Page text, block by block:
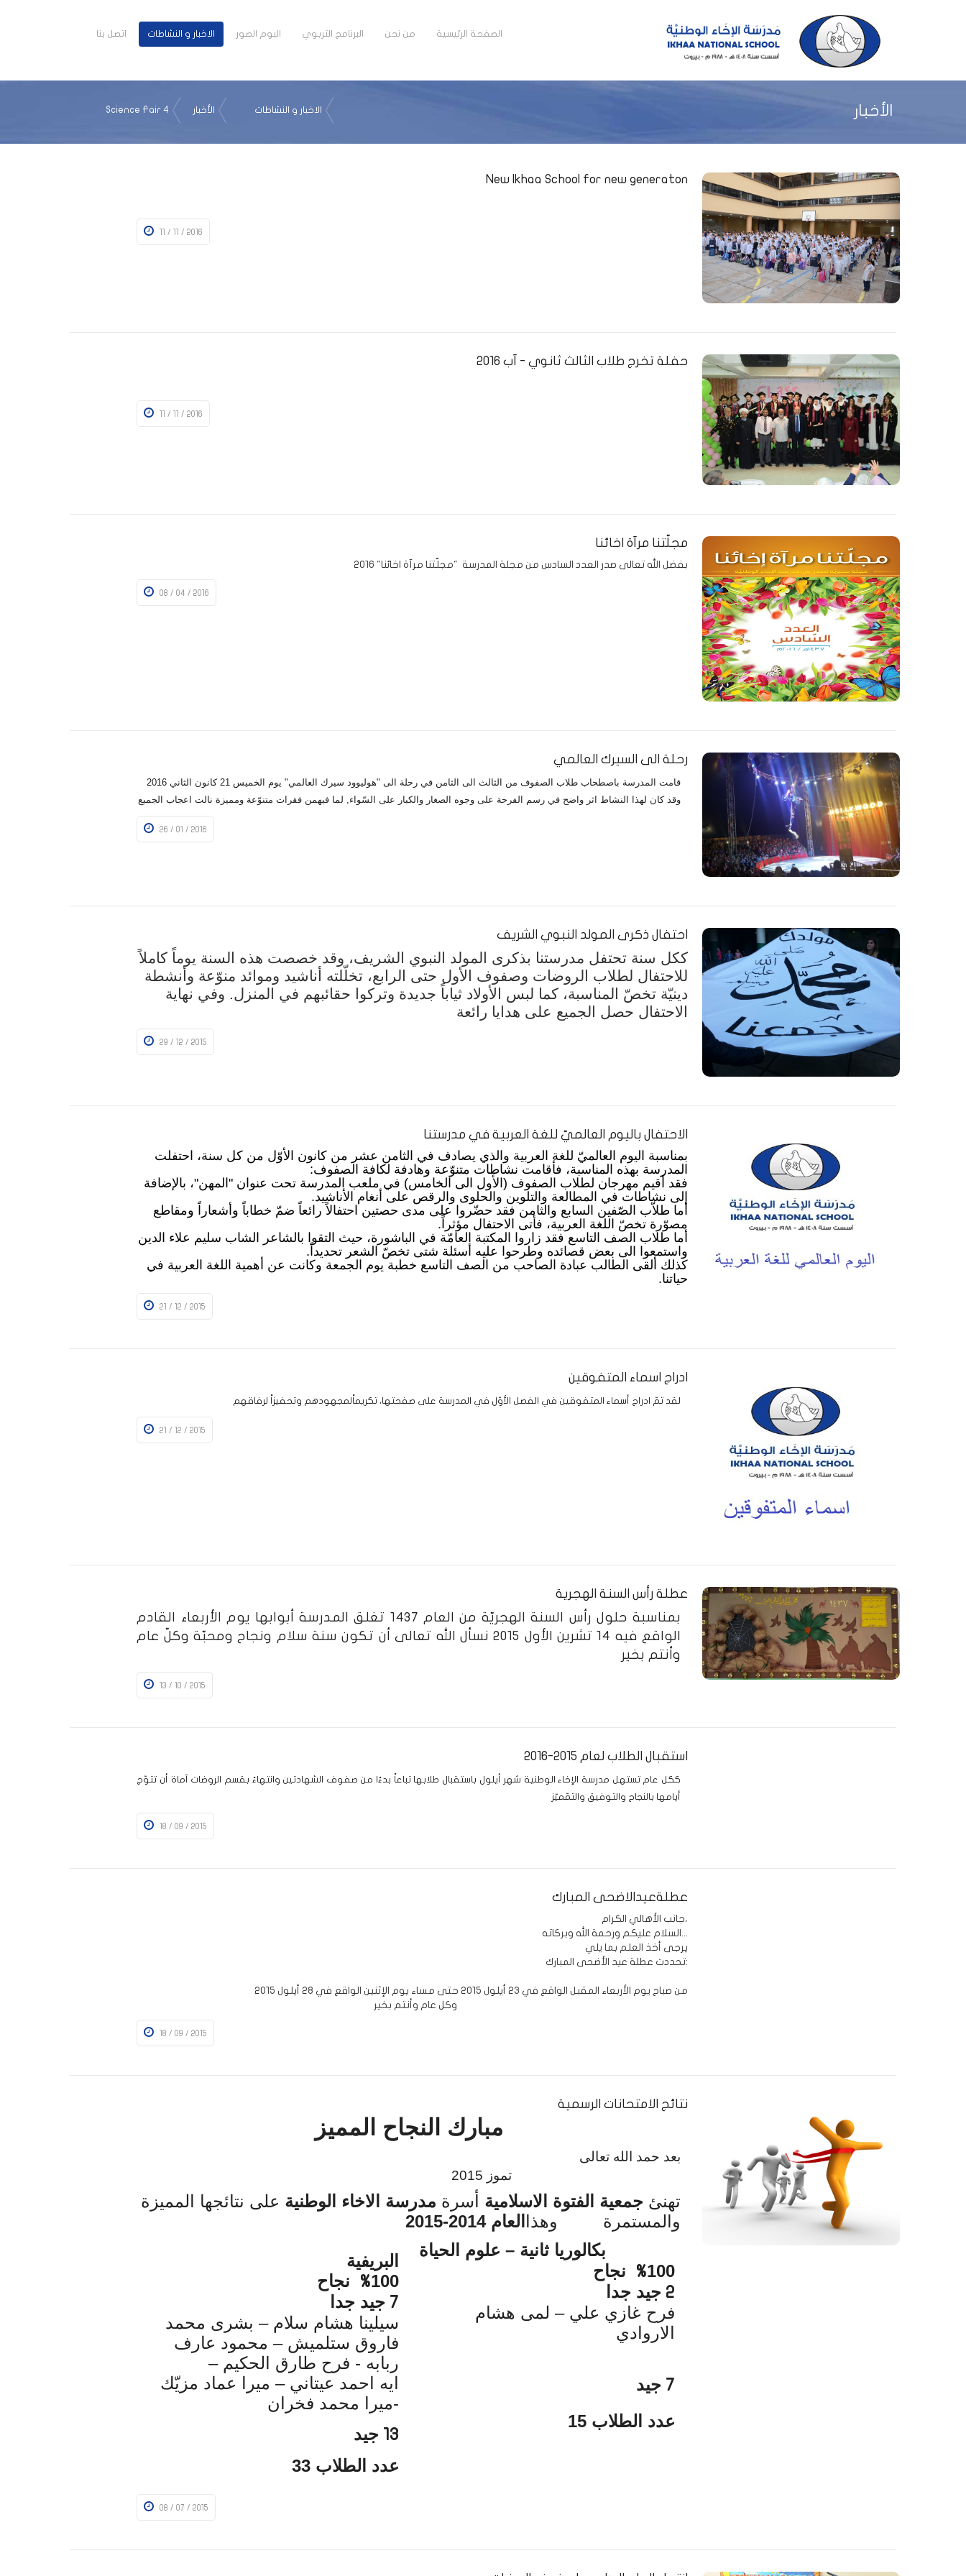
الصفحة الرئيسية من نحن البرنامج التربوي البوم الصور الاخبار و النشاطات اتصل بنا
الأخبار الاخبار و النشاطات الأخبار Science Fair 4
New Ikhaa School for new generaton
11 / 11 / 2016
حفلة تخرج طلاب الثالث ثانوي - آب 2016
11 / 11 / 2016
مجلّتنا مرآة اخائنا
بفضل الله تعالى صدر العدد السادس من مجلة المدرسة "مجلّتنا مرآة اخائنا" 2016
08 / 04 / 2016
رحلة الى السيرك العالمي
قامت المدرسة باصطحاب طلاب الصفوف من الثالث الى الثامن في رحلة الى "هوليوود سيرك العالمي" يوم الخميس 21 كانون الثاني 2016
وقد كان لهذا النشاط اثر واضح في رسم الفرحة على وجوه الصغار والكبار على السّواء, لما فيهمن فقرات متنوّعة ومميزة نالت اعجاب الجميع
26 / 01 / 2016
احتفال ذكرى المولد النبوي الشريف
ككل سنة تحتفل مدرستنا بذكرى المولد النبوي الشريف، وقد خصصت هذه السنة يوماً كاملاً
للاحتفال لطلاب الروضات وصفوف الأول حتى الرابع، تخلّلته أناشيد وموائد منوّعة وأنشطة
دينيّة تخصّ المناسبة، كما لبس الأولاد ثياباً جديدة وتركوا حقائبهم في المنزل. وفي نهاية
الاحتفال حصل الجميع على هدايا رائعة
29 / 12 / 2015
الاحتفال باليوم العالميّ للغة العربية في مدرستنا
بمناسبة اليوم العالميّ للغة العربية والذي يصادف في الثامن عشر من كانون الأوّل من كل سنة، احتفلت
المدرسة بهذه المناسبة، فأقامت نشاطات متنوّعة وهادفة لكافة الصفوف:
فقد أقيم مهرجان لطلاب الصفوف (الأول الى الخامس) في ملعب المدرسة تحت عنوان "المهن"، بالإضافة
إلى نشاطات في المطالعة والتلوين والحلوى والرقص على أنغام الأناشيد.
أما طلاّب الصّفين السابع والثامن فقد حضّروا على مدى حصتين احتفالاً رائعاً ضمّ خطاباً وأشعاراً ومقاطع
مصوّرة تخصّ اللغة العربية، فأتى الاحتفال مؤثراً.
أما طلاب الصف التاسع فقد زاروا المكتبة العامّة في الباشورة، حيث التقوا بالشاعر الشاب سليم علاء الدين
واستمعوا الى بعض قصائده وطرحوا عليه أسئلة شتى تخصّ الشعر تحديداً.
كذلك ألقى الطالب عبادة الصاحب من الصف التاسع خطبة يوم الجمعة وكانت عن أهمية اللغة العربية في
حياتنا.
21 / 12 / 2015
ادراج اسماء المتفوقين
لقد تمّ ادراج أسماء المتفوقين في الفصل الأوّل في المدرسة على صفحتها، تكريماًلمجهودهم وتحفيزاً لرفاقهم
21 / 12 / 2015
عطلة رأس السنة الهجرية
بمناسبة حلول رأس السنة الهجريّة من العام 1437 تغلق المدرسة أبوابها يوم الأربعاء القادم
الواقع فيه 14 تشرين الأول 2015 نسأل الله تعالى أن تكون سنة سلام ونجاح ومحبّة وكلّ عام
وأنتم بخير
13 / 10 / 2015
استقبال الطلاب لعام 2015-2016
ككل عام تستهل مدرسة الإخاء الوطنية شهر أيلول باستقبال طلابها تباعاً بدءًا من صفوف الشهادتين وانتهاءً بقسم الروضات آماة أن تتوّج
أيامها بالنجاح والتوفيق والتمّميّز
18 / 09 / 2015
عطلةعيدالاضحى المبارك
جانب الأهالي الكرام،
يرجى أخذ العلم بما يلي
تحددت عطلة عيد الأضحى المبارك:
من صباح يوم الأربعاء المقبل الواقع في 23 أيلول 2015 حتى مساء يوم الإثنين الواقع في 28 أيلول 2015
وكل عام وأنتم بخير
18 / 09 / 2015
نتائج الامتحانات الرسمية
مبارك النجاح المميز
بعد حمد الله تعالى
تموز 2015
تهنئ جمعية الفتوة الاسلامية أسرة مدرسة الاخاء الوطنية على نتائجها المميزة
والمستمرة
وهذا العام 2014- 2015
البريفية
100
% نجاح
7 جيد جدا
سيلينا هشام سلام – بشرى محمد
فاروق ستلميش – محمود عارف
ربابه - فرح طارق الحكيم –
ايه احمد عيتاني – ميرا عماد مزيّك
-ميرا محمد فخران
13 جيد
عدد الطلاب 33
بكالوريا ثانية – علوم الحياة
100
% نجاح
2 جيد جدا
فرح غازي علي – لمى هشام
الاروادي
7 جيد
عدد الطلاب 15
08 / 07 / 2015